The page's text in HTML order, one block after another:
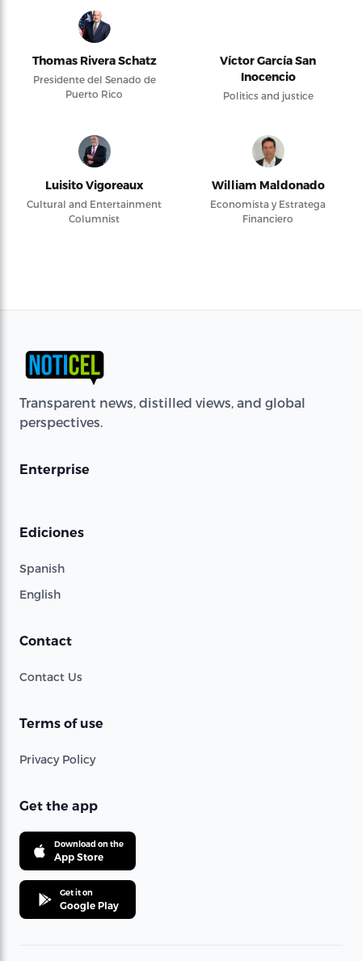
Thomas Rivera Schatz
Presidente del Senado de
Puerto Rico
Víctor García San
Inocencio
Politics and justice
Luisito Vigoreaux
Cultural and Entertainment
Columnist
William Maldonado
Economista y Estratega
Financiero
Transparent news, distilled views, and global
perspectives.
Enterprise
Ediciones
Spanish
English
Contact
Contact Us
Terms of use
Privacy Policy
Get the app
Download on the
App Store
Get it on
Google Play